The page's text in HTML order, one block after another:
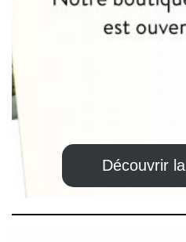
Découvrir